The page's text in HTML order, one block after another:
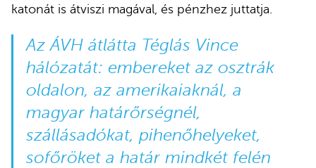
katonát is átviszi magával, és pénzhez juttatja.
Az ÁVH átlátta Téglás Vince
hálózatát: embereket az osztrák
oldalon, az amerikaiaknál, a
magyar határőrségnél,
szállásadókat, pihenőhelyeket,
sofőröket a határ mindkét felén